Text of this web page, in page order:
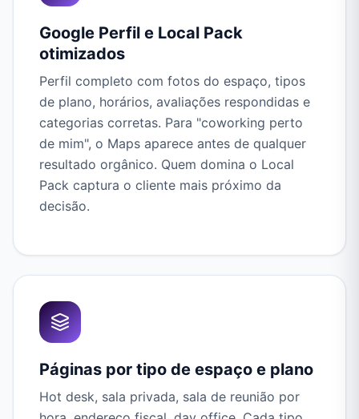
Google Perfil e Local Pack
otimizados
Perfil completo com fotos do espaço, tipos
de plano, horários, avaliações respondidas e
categorias corretas. Para "coworking perto
de mim", o Maps aparece antes de qualquer
resultado orgânico. Quem domina o Local
Pack captura o cliente mais próximo da
decisão.
Páginas por tipo de espaço e plano
Hot desk, sala privada, sala de reunião por